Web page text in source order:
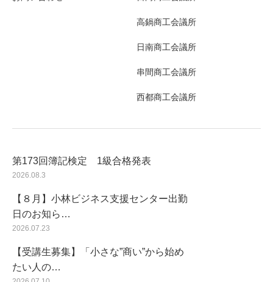
高鍋商工会議所
日南商工会議所
串間商工会議所
西都商工会議所
第173回簿記検定 1級合格発表
2026.08.3
【８月】小林ビジネス支援センター出勤
日のお知ら…
2026.07.23
【受講生募集】「小さな”商い”から始め
たい人の…